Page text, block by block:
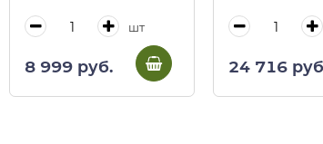
шт
8 999 руб. 24 716